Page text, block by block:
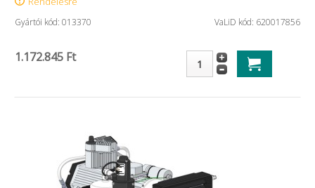
Gyártói kód: 013370 VaLiD kód: 620017856
1.172.845 Ft